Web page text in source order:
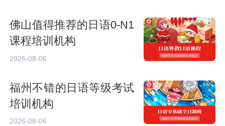
佛山值得推荐的日语0-N1
课程培训机构
2026-08-06
福州不错的日语等级考试
培训机构
2026-08-06